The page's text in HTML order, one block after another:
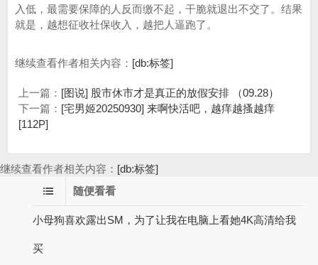
入低，最需要保障的人反而缴不起，干脆就退出不交了。结果
就是，越想征收社保收入，越把人逼跑了。
继续查看作者相关内容： [db:标签]
上一篇： [图说] 股市休市才是真正的放假安排 （09.28）
下一篇： [宅男姬20250930] 来啊快活吧，越痒越搔越痒
[112P]
继续查看作者相关内容： [db:标签]
随便看看
小母狗喜欢露出SM，为了让我在电脑上看她4K高清给我
买